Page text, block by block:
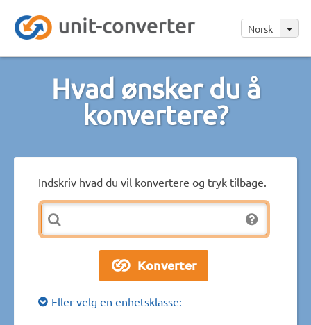
Norsk
Hvad ønsker du å
konvertere?
Indskriv hvad du vil konvertere og tryk tilbage.
Eller velg en enhetsklasse: